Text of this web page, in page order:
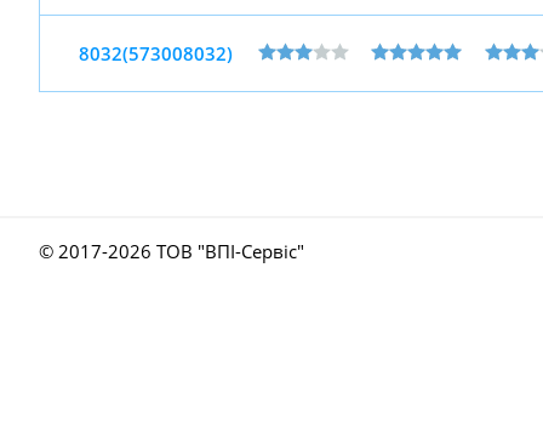
8032(573008032)
© 2017-2026 ТОВ "ВПІ-Сервіс"